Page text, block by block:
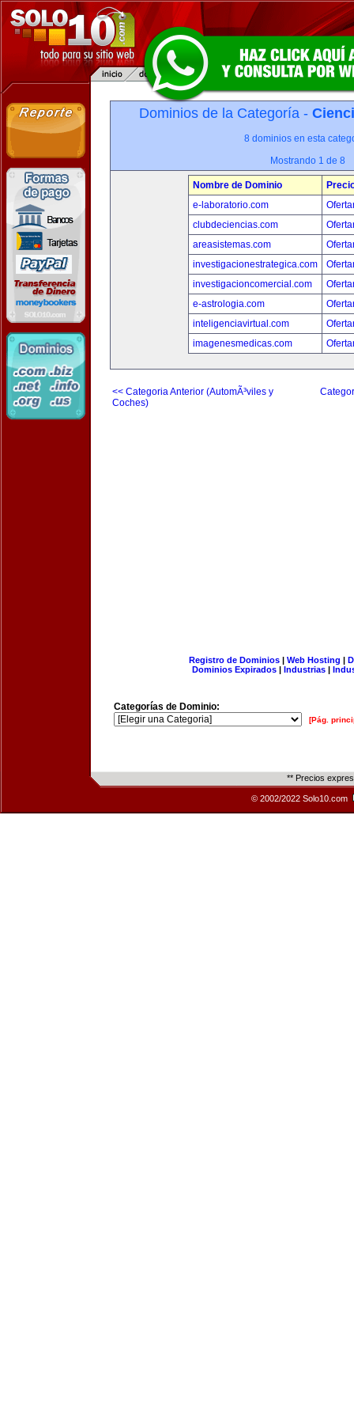
Dominios de la Categoría -
8 dominios en esta
Mostrando 1 de 8
Nombre de Dominio
e-laboratorio.com
clubdeciencias.com
areasistemas.com
investigacionestrategica.com
investigacioncomercial.com
e-astrologia.com
inteligenciavirtual.com
imagenesmedicas.com
<< Categoria Anterior (AutomÃ³viles y
Coches)
Registro de Dominios| Web Hosting |
Dominios Expirados | Industrias |
Categorías de Dominio:
[Pág.
** Precios
© 2002/2022 Solo10.com